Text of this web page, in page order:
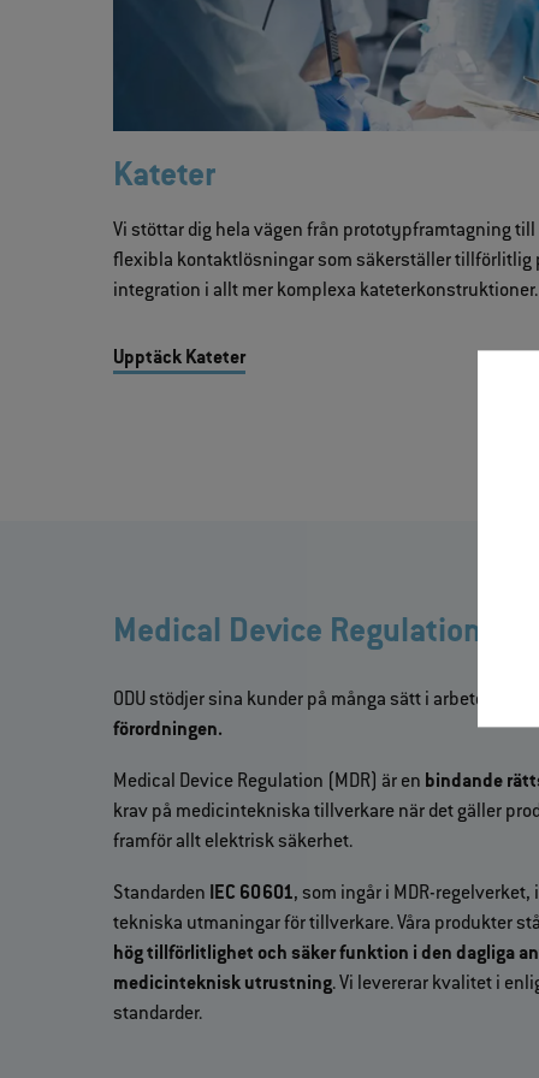
Kateter
Vi stöttar dig hela vägen från prototypframtagning
flexibla kontaktlösningar som säkerställer tillförlitlig
integration i allt mer komplexa kateterkonstruktioner.
Upptäck Kateter
Medical Device Regulation
ODU stödjer sina kunder på många sätt i arbetet
förordningen.
Medical Device Regulation (MDR) är en bindande
krav på medicintekniska tillverkare när det gäller
framför allt elektrisk säkerhet.
Standarden IEC 60601, som ingår i MDR-
tekniska utmaningar för tillverkare. Våra produkter
hög tillförlitlighet och säker funktion i den dagliga
medicinteknisk utrustning. Vi levererar kvalitet i
standarder.